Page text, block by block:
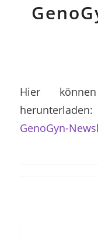
Hier
herunterladen:
GenoGyn-